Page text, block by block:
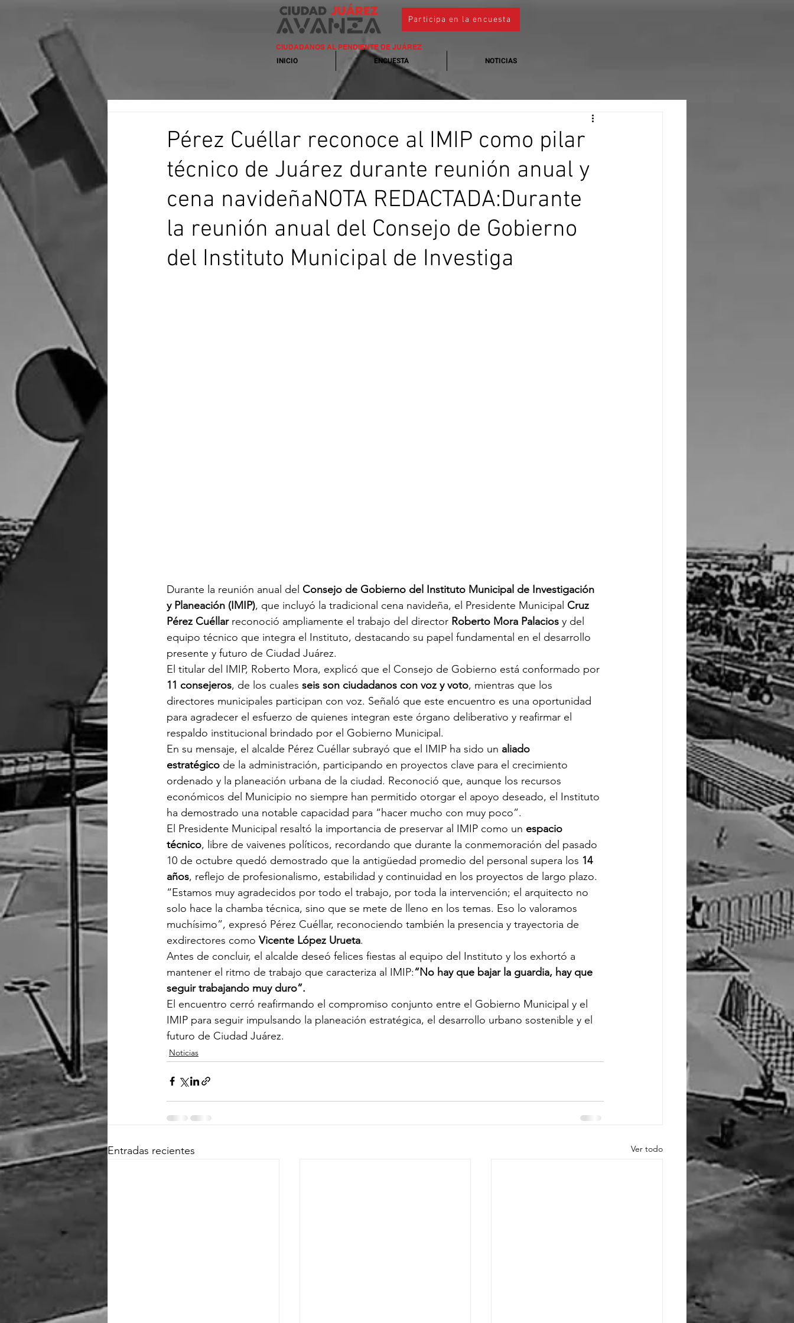
Participa en la encuesta
CIUDADANOS AL PENDIENTE DE JUÁREZ
INICIO ENCUESTA NOTICIAS
Pérez Cuéllar reconoce al IMIP como pilar
técnico de Juárez durante reunión anual y
cena navideñaNOTA REDACTADA:Durante
la reunión anual del Consejo de Gobierno
del Instituto Municipal de Investiga
Durante la reunión anual del Consejo de Gobierno del Instituto Municipal de Investigación
y Planeación (IMIP), que incluyó la tradicional cena navideña, el Presidente Municipal Cruz
Pérez Cuéllar reconoció ampliamente el trabajo del director Roberto Mora Palacios y del
equipo técnico que integra el Instituto, destacando su papel fundamental en el desarrollo
presente y futuro de Ciudad Juárez.
El titular del IMIP, Roberto Mora, explicó que el Consejo de Gobierno está conformado por
11 consejeros, de los cuales seis son ciudadanos con voz y voto, mientras que los
directores municipales participan con voz. Señaló que este encuentro es una oportunidad
para agradecer el esfuerzo de quienes integran este órgano deliberativo y reafirmar el
respaldo institucional brindado por el Gobierno Municipal.
En su mensaje, el alcalde Pérez Cuéllar subrayó que el IMIP ha sido un aliado
estratégico de la administración, participando en proyectos clave para el crecimiento
ordenado y la planeación urbana de la ciudad. Reconoció que, aunque los recursos
económicos del Municipio no siempre han permitido otorgar el apoyo deseado, el Instituto
ha demostrado una notable capacidad para “hacer mucho con muy poco”.
El Presidente Municipal resaltó la importancia de preservar al IMIP como un espacio
técnico, libre de vaivenes políticos, recordando que durante la conmemoración del pasado
10 de octubre quedó demostrado que la antigüedad promedio del personal supera los 14
años, reflejo de profesionalismo, estabilidad y continuidad en los proyectos de largo plazo.
“Estamos muy agradecidos por todo el trabajo, por toda la intervención; el arquitecto no
solo hace la chamba técnica, sino que se mete de lleno en los temas. Eso lo valoramos
muchísimo”, expresó Pérez Cuéllar, reconociendo también la presencia y trayectoria de
exdirectores como Vicente López Urueta.
Antes de concluir, el alcalde deseó felices fiestas al equipo del Instituto y los exhortó a
mantener el ritmo de trabajo que caracteriza al IMIP:“No hay que bajar la guardia, hay que
seguir trabajando muy duro”.
El encuentro cerró reafirmando el compromiso conjunto entre el Gobierno Municipal y el
IMIP para seguir impulsando la planeación estratégica, el desarrollo urbano sostenible y el
futuro de Ciudad Juárez.
Noticias
Entradas recientes Ver todo